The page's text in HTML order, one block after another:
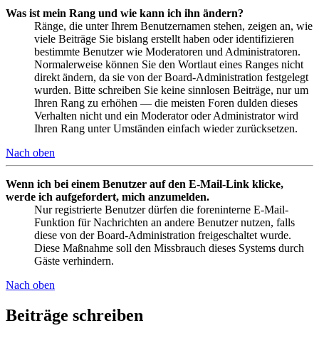
Was ist mein Rang und wie kann ich ihn ändern?
Ränge, die unter Ihrem Benutzernamen stehen, zeigen an, wie
viele Beiträge Sie bislang erstellt haben oder identifizieren
bestimmte Benutzer wie Moderatoren und Administratoren.
Normalerweise können Sie den Wortlaut eines Ranges nicht
direkt ändern, da sie von der Board-Administration festgelegt
wurden. Bitte schreiben Sie keine sinnlosen Beiträge, nur um
Ihren Rang zu erhöhen — die meisten Foren dulden dieses
Verhalten nicht und ein Moderator oder Administrator wird
Ihren Rang unter Umständen einfach wieder zurücksetzen.
Nach oben
Wenn ich bei einem Benutzer auf den E-Mail-Link klicke,
werde ich aufgefordert, mich anzumelden.
Nur registrierte Benutzer dürfen die foreninterne E-Mail-
Funktion für Nachrichten an andere Benutzer nutzen, falls
diese von der Board-Administration freigeschaltet wurde.
Diese Maßnahme soll den Missbrauch dieses Systems durch
Gäste verhindern.
Nach oben
Beiträge schreiben